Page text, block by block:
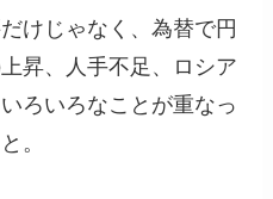
けじゃなく、為替で円
昇、人手不足、ロシア
ろいろなことが重なっ
。